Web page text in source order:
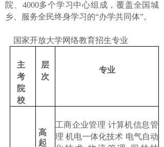
院、4000多个学习中心组成，覆盖全国城
乡、服务全民终身学习的“办学共同体”。
国家开放大学网络教育招生专业
主
考
院
校
层
次
专业
高
起
工商企业管理 计算机信息管
理 机电一体化技术 电气自动